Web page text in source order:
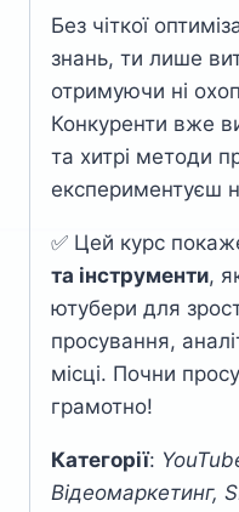
Без чіткої
знань, ти лише
отримуючи ні
Конкуренти вже
та хитрі методи
експериментуєш
✅ Цей курс
та інструменти,
ютубери для
просування,
місці. Почни
грамотно!
Категорії:
Відеомаркетинг,